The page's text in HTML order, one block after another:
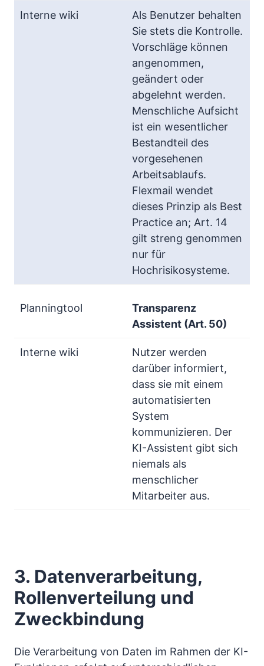
Als Benutzer behalten
Sie stets die Kontrolle.
Vorschläge können
angenommen,
geändert oder
abgelehnt werden.
Menschliche Aufsicht
ist ein wesentlicher
Bestandteil des
vorgesehenen
Arbeitsablaufs.
Flexmail wendet
dieses Prinzip als Best
Practice an; Art. 14
gilt streng genommen
nur für
Hochrisikosysteme.
Transparenz
Assistent (Art. 50)
Nutzer werden
darüber informiert,
dass sie mit einem
automatisierten
System
kommunizieren. Der
KI-Assistent gibt sich
niemals als
menschlicher
Mitarbeiter aus.
3. Datenverarbeitung,
Rollenverteilung und
Zweckbindung
Die Verarbeitung von Daten im Rahmen der KI-